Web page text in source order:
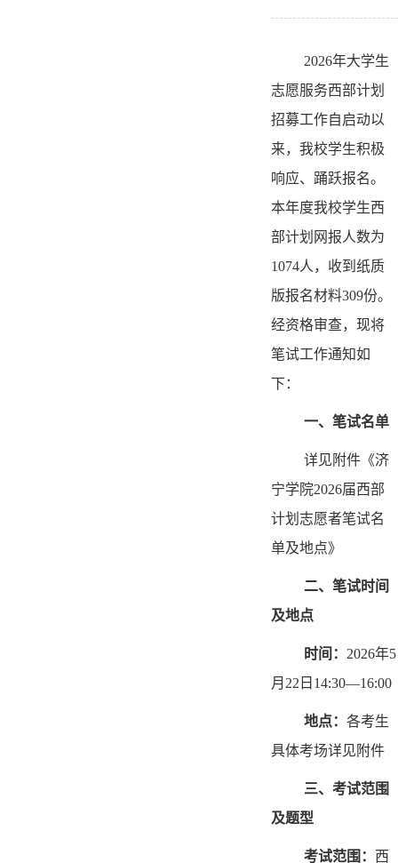
2026年大学生
志愿服务西部计划
招募工作自启动以
来，我校学生积极
响应、踊跃报名。
本年度我校学生西
部计划网报人数为
1074人，收到纸质
版报名材料309份。
经资格审查，现将
笔试工作通知如
下：
一、笔试名单
详见附件《济
宁学院2026届西部
计划志愿者笔试名
单及地点》
二、笔试时间
及地点
时间： 2026年5
月22日14:30—16:00
地点：各考生
具体考场详见附件
三、考试范围
及题型
考试范围： 西